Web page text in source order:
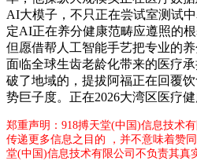
AI大模子，不只正在尝试室测试
定AI正在养分健康范畴应遵照的
但愿借帮人工智能手艺把专业的
面临全球生齿老龄化带来的医疗
破了地域的，提拔阿福正在回覆
势巨子度。正在2026大湾区医疗健
郑重声明：918搏天堂(中国)信息技术
传递更多信息之目的 ，并不意味着赞
堂(中国)信息技术有限公司不负责其真